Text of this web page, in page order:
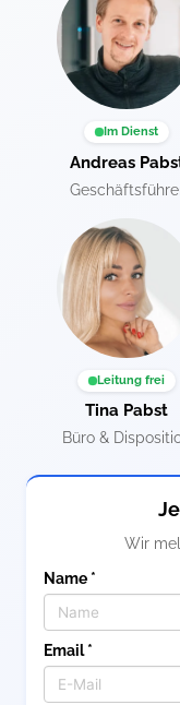
Im Dienst
Andreas
Leitung frei
Tina Pabst
Büro &
Wir
Name *
Email *